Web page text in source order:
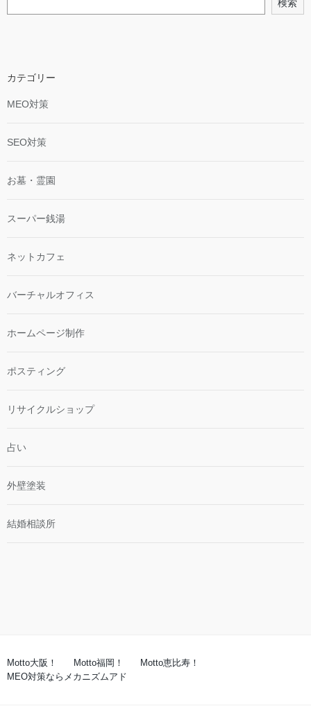
検索
カテゴリー
MEO対策
SEO対策
お墓・霊園
スーパー銭湯
ネットカフェ
バーチャルオフィス
ホームページ制作
ポスティング
リサイクルショップ
占い
外壁塗装
結婚相談所
Motto大阪！ Motto福岡！
Motto恵比寿！
MEO対策ならメカニズムアド